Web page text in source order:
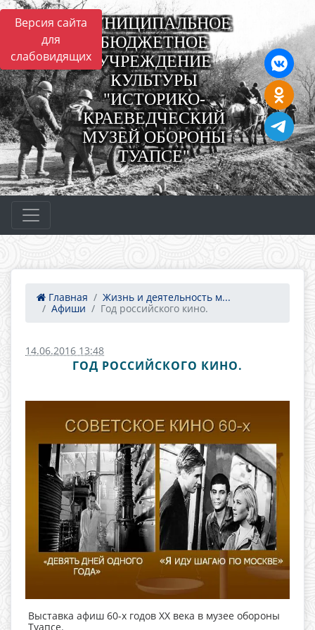
Версия сайта
для
слабовидящих
МУНИЦИПАЛЬНОЕ
БЮДЖЕТНОЕ
УЧРЕЖДЕНИЕ
КУЛЬТУРЫ
"ИСТОРИКО-
КРАЕВЕДЧЕСКИЙ
МУЗЕЙ ОБОРОНЫ
ТУАПСЕ"
Главная
Жизнь и деятельность м...
Афиши
Год российского кино.
14.06.2016 13:48
ГОД РОССИЙСКОГО КИНО.
Выставка афиш 60-х годов ХХ века в музее обороны
Туапсе.